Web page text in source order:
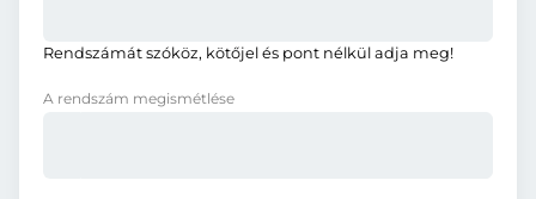
Rendszámát szóköz, kötőjel és pont nélkül adja meg!
A rendszám megismétlése